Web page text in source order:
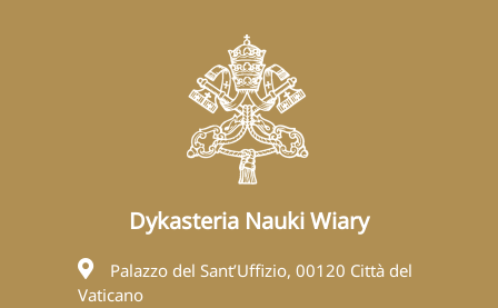
Dykasteria Nauki Wiary
Palazzo del Sant’Uffizio, 00120 Città del
Vaticano